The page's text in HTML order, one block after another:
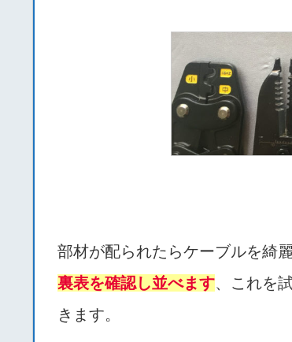
部材が配られたらケーブルを綺
裏表を確認し並べます、これを
きます。